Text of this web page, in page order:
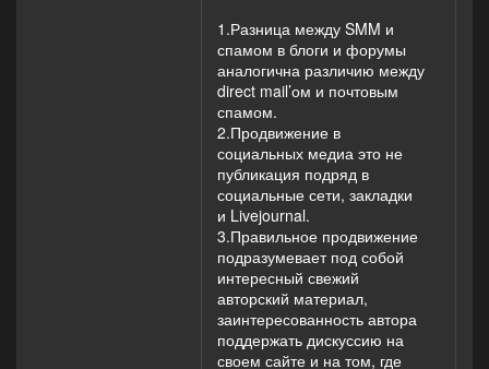
1.Разница между SMM и
спамом в блоги и форумы
аналогична различию между
direct mail’ом и почтовым
спамом.
2.Продвижение в
социальных медиа это не
публикация подряд в
социальные сети, закладки
и Livejournal.
3.Правильное продвижение
подразумевает под собой
интересный свежий
авторский материал,
заинтересованность автора
поддержать дискуссию на
своем сайте и на том, где